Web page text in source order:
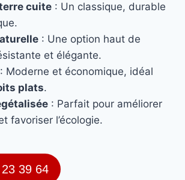
cuite : Un classique, durable
: Une option haut de
et élégante.
: Moderne et économique, idéal
plats.
: Parfait pour améliorer
favoriser l’écologie.
39 64